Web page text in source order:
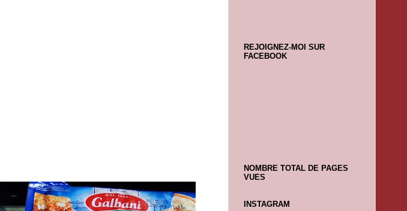
REJOIGNEZ-MOI SUR
FACEBOOK
NOMBRE TOTAL DE PAGES
VUES
INSTAGRAM